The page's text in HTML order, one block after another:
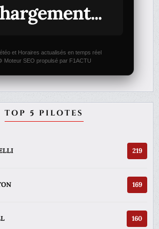
et Horaires actualisés en temps réel
Moteur SEO propulsé par F1ACTU
TOP 5 PILOTES
219
169
160